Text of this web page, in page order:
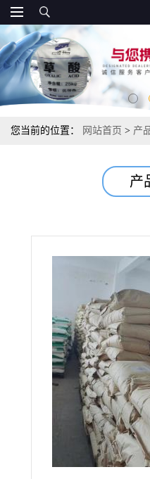
您当前的位置： 网站首页 > 产
产